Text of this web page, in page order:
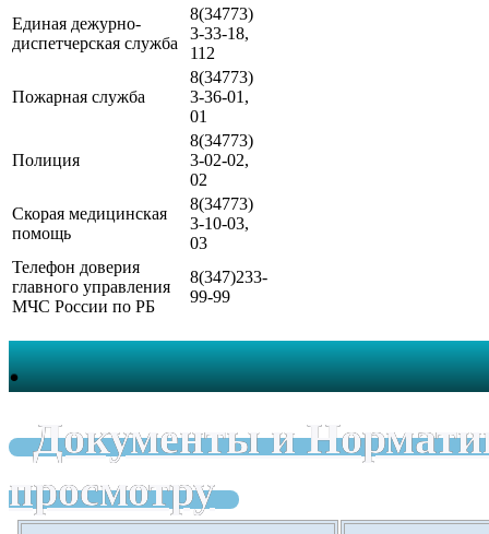
Единая дежурно-
диспетчерская служба
8(34773)
3-33-18,
112
Пожарная служба
8(34773)
3-36-01,
01
Полиция
8(34773)
3-02-02,
02
Скорая медицинская
помощь
8(34773)
3-10-03,
03
Телефон доверия
главного управления
МЧС России по РБ
8(347)233-
99-99
.
Документы и
просмотру